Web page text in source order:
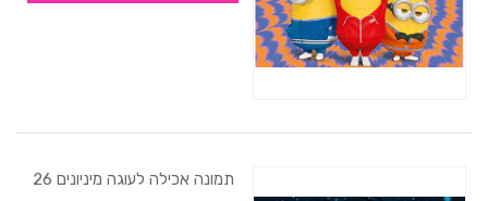
תמונה אכילה לעוגה מיניונים 26